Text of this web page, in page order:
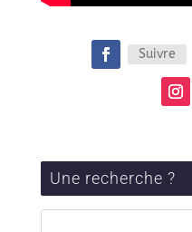
Suivre
Une recherche ?